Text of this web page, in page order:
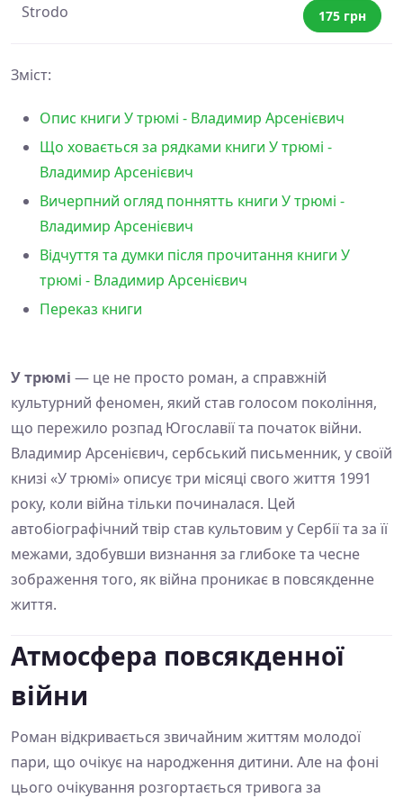
Strodo 175 грн
Зміст:
Опис книги У трюмі - Владимир Арсенієвич
Що ховається за рядками книги У трюмі -
Владимир Арсенієвич
Вичерпний огляд поннятть книги У трюмі -
Владимир Арсенієвич
Відчуття та думки після прочитання книги У
трюмі - Владимир Арсенієвич
Переказ книги
У трюмі — це не просто роман, а справжній
культурний феномен, який став голосом покоління,
що пережило розпад Югославії та початок війни.
Владимир Арсенієвич, сербський письменник, у своїй
книзі «У трюмі» описує три місяці свого життя 1991
року, коли війна тільки починалася. Цей
автобіографічний твір став культовим у Сербії та за її
межами, здобувши визнання за глибоке та чесне
зображення того, як війна проникає в повсякденне
життя.
Атмосфера повсякденної
війни
Роман відкривається звичайним життям молодої
пари, що очікує на народження дитини. Але на фоні
цього очікування розгортається тривога за